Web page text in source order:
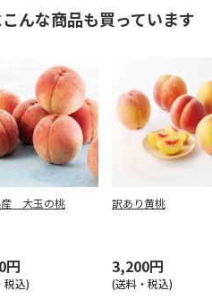
んな商品も買っています
産 大玉の桃
円
税込)
訳あり黄桃
3,200円
(送料・税込)